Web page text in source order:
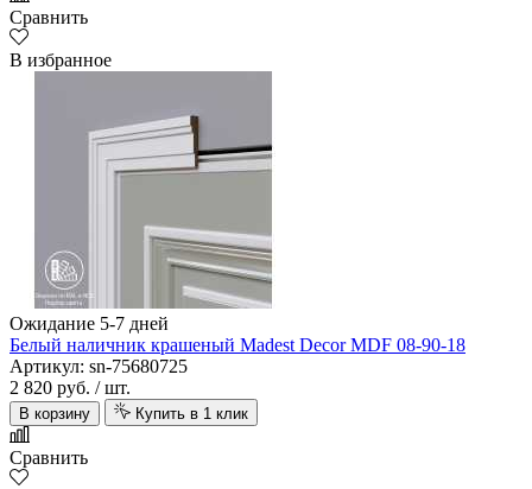
Сравнить
В избранное
Ожидание 5-7 дней
Белый наличник крашеный Madest Decor MDF 08-90-18
Артикул: sn-75680725
2 820 руб. / шт.
В корзину Купить в 1 клик
Сравнить